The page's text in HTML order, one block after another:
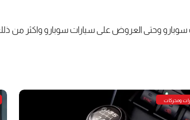
سوبارو وحتى العروض على سيارات سوبارو واكثر من
ومحركات